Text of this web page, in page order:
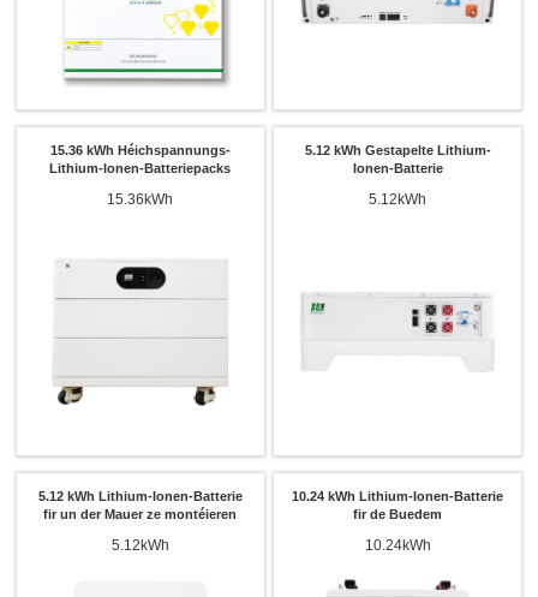
15.36 kWh Héichspannungs-
Lithium-Ionen-Batteriepacks
15.36kWh
5.12 kWh Gestapelte Lithium-
Ionen-Batterie
5.12kWh
5.12 kWh Lithium-Ionen-Batterie
fir un der Mauer ze montéieren
5.12kWh
10.24 kWh Lithium-Ionen-Batterie
fir de Buedem
10.24kWh